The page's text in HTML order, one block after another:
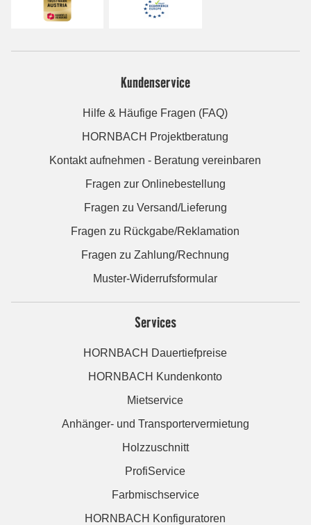
Kundenservice
Hilfe & Häufige Fragen (FAQ)
HORNBACH Projektberatung
Kontakt aufnehmen - Beratung vereinbaren
Fragen zur Onlinebestellung
Fragen zu Versand/Lieferung
Fragen zu Rückgabe/Reklamation
Fragen zu Zahlung/Rechnung
Muster-Widerrufsformular
Services
HORNBACH Dauertiefpreise
HORNBACH Kundenkonto
Mietservice
Anhänger- und Transportervermietung
Holzzuschnitt
ProfiService
Farbmischservice
HORNBACH Konfiguratoren